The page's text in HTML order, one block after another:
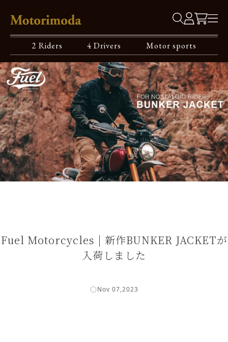
2 Riders 4 Drivers Motor sports
Fuel Motorcycles | 新作BUNKER JACKETが
入荷しました
Nov 07,2023